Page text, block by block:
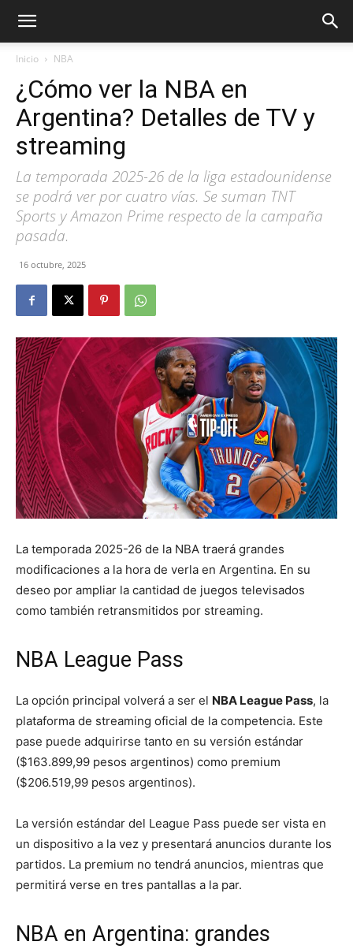
Inicio NBA
¿Cómo ver la NBA en
Argentina? Detalles de TV y
streaming
La temporada 2025-26 de la liga estadounidense
se podrá ver por cuatro vías. Se suman TNT
Sports y Amazon Prime respecto de la campaña
pasada.
16 octubre, 2025
La temporada 2025-26 de la NBA traerá grandes
modificaciones a la hora de verla en Argentina. En su
deseo por ampliar la cantidad de juegos televisados
como también retransmitidos por streaming.
NBA League Pass
La opción principal volverá a ser el NBA League Pass, la
plataforma de streaming oficial de la competencia. Este
pase puede adquirirse tanto en su versión estándar
($163.899,99 pesos argentinos) como premium
($206.519,99 pesos argentinos).
La versión estándar del League Pass puede ser vista en
un dispositivo a la vez y presentará anuncios durante los
partidos. La premium no tendrá anuncios, mientras que
permitirá verse en tres pantallas a la par.
NBA en Argentina: grandes